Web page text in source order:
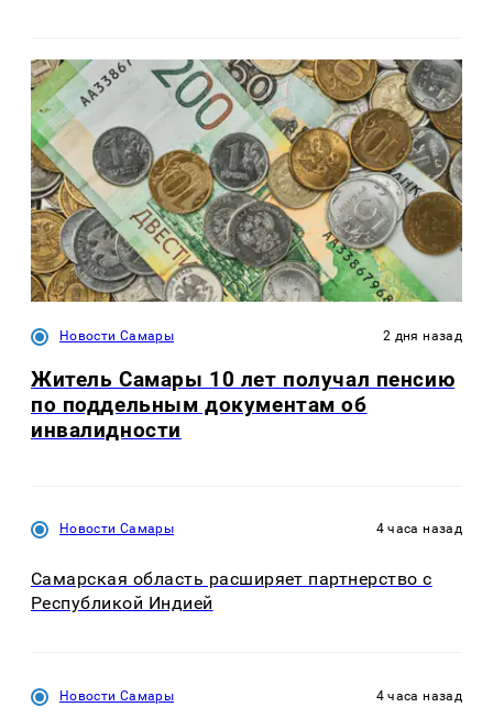
Новости Самары 2 дня назад
Житель Самары 10 лет получал пенсию
по поддельным документам об
инвалидности
Новости Самары 4 часа назад
Самарская область расширяет партнерство с
Республикой Индией
Новости Самары 4 часа назад